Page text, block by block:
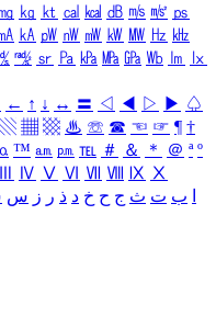
㎏ ㏏ ㎈ ㎉ ㏈ ㎧ ㎨ ㎰
㎄ ㎺ ㎻ ㎽ ㎾ ㎿ ㎐ ㎑
㎯ ㏛ ㎩ ㎪ ㎫ ㎬ ㏝ ㏐
㏓
← ↑ ↓ ↔ 〓 ◁ ◀ ▷ ▶ ♤
▧ ▦ ▩ ♨ ☏ ☎ ☜ ☞ ¶ †
™ ㏂ ㏘ ℡ ＃ ＆ ＊ ＠ ª º
Ⅳ Ⅴ Ⅵ Ⅶ Ⅷ Ⅸ Ⅹ
ب ت ث ج ح خ د ذ ر ز س